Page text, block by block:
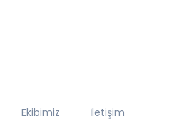
Ekibimiz İletişim